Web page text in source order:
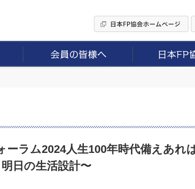
ーラム2024人生100年時代備えあれ
日の生活設計〜